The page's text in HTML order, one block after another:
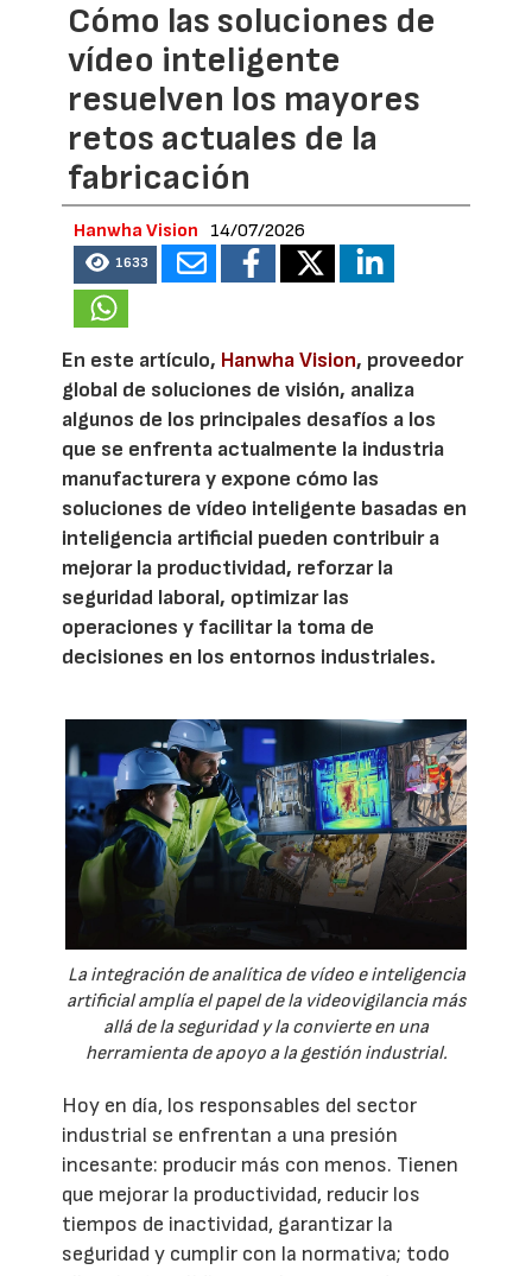
Cómo las soluciones de
vídeo inteligente
resuelven los mayores
retos actuales de la
fabricación
Hanwha Vision 14/07/2026
1633
En este artículo, Hanwha Vision, proveedor
global de soluciones de visión, analiza
algunos de los principales desafíos a los
que se enfrenta actualmente la industria
manufacturera y expone cómo las
soluciones de vídeo inteligente basadas en
inteligencia artificial pueden contribuir a
mejorar la productividad, reforzar la
seguridad laboral, optimizar las
operaciones y facilitar la toma de
decisiones en los entornos industriales.
La integración de analítica de vídeo e inteligencia
artificial amplía el papel de la videovigilancia más
allá de la seguridad y la convierte en una
herramienta de apoyo a la gestión industrial.
Hoy en día, los responsables del sector
industrial se enfrentan a una presión
incesante: producir más con menos. Tienen
que mejorar la productividad, reducir los
tiempos de inactividad, garantizar la
seguridad y cumplir con la normativa; todo